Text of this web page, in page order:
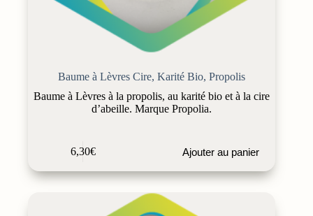
Baume à Lèvres Cire, Karité Bio, Propolis
Baume à Lèvres à la propolis, au karité bio et à la cire
d’abeille. Marque Propolia.
6,30€ Ajouter au panier